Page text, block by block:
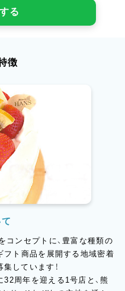
る
徴
コンセプトに、豊富な種類の
フト商品を展開する地域密着
しています！
32周年を迎える1号店と、熊